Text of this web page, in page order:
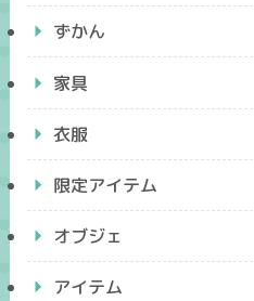
ずかん
家具
衣服
限定アイテム
オブジェ
アイテム